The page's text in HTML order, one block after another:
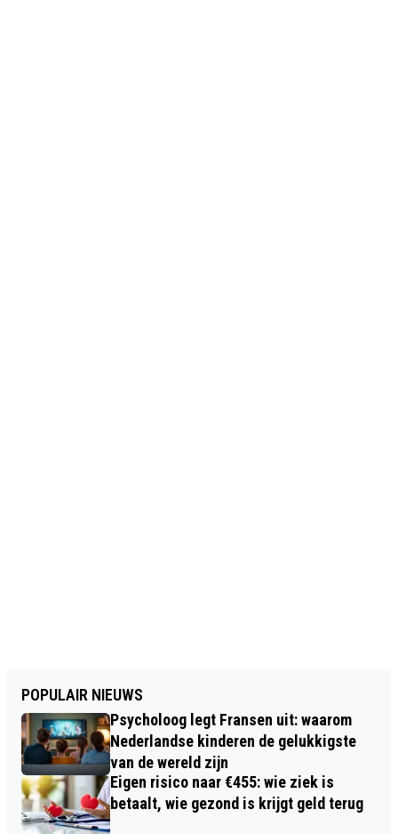
POPULAIR NIEUWS
Psycholoog legt Fransen uit: waarom
Nederlandse kinderen de gelukkigste
van de wereld zijn
Eigen risico naar €455: wie ziek is
betaalt, wie gezond is krijgt geld terug